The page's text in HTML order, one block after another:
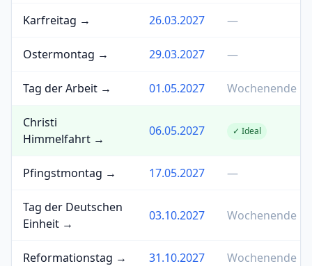
Karfreitag → 26.03.2027 —
Ostermontag → 29.03.2027 —
Tag der Arbeit → 01.05.2027 Wochenende
Christi
Himmelfahrt →
06.05.2027 ✓ Ideal
Pfingstmontag → 17.05.2027 —
Tag der Deutschen
Einheit →
03.10.2027 Wochenende
Reformationstag → 31.10.2027 Wochenende